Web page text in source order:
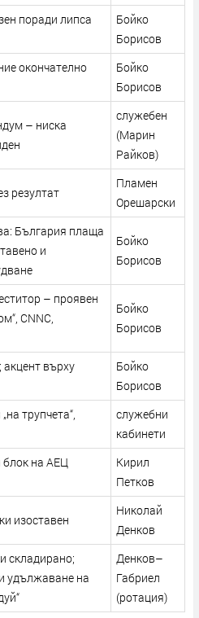
поради липса
Бойко
Борисов
окончателно
Бойко
Борисов
– ниска
служебен
(Марин
Райков)
резултат
Пламен
Орешарски
България плаща
и
Бойко
Борисов
– проявен
CNNC,
Бойко
Борисов
акцент върху
Бойко
Борисов
трупчета“,
служебни
кабинети
блок на АЕЦ
Кирил
Петков
изоставен
Николай
Денков
складирано;
удължаване на
Денков–
Габриел
(ротация)